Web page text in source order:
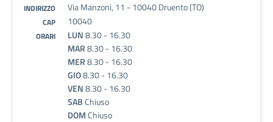
INDIRIZZO Via Manzoni, 11 - 10040 Druento (TO)
CAP 10040
ORARI LUN8.30 - 16.30
MAR8.30 - 16.30
MER8.30 - 16.30
GIO8.30 - 16.30
VEN8.30 - 16.30
SABChiuso
DOMChiuso